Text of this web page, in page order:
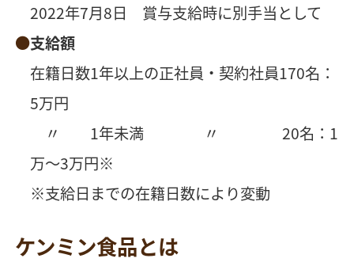
2022年7⽉8日 賞与支給時に別手当として
⽀給額
在籍日数1年以上の正社員・契約社員170名：
5万円
〃 1年未満 〃 20名：1
万～3万円※
※支給日までの在籍日数により変動
ケンミン食品とは